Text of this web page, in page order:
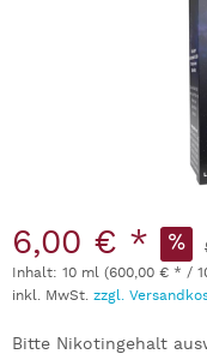
6,00 € *
Inhalt: 10 ml (600,00 € * /
inkl. MwSt. zzgl.
Bitte Nikotingehalt